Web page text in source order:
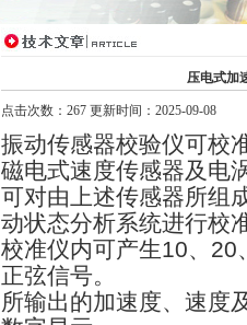
压电式加
点击次数：267 更新时间：2025-09-08
振动传感器校验仪可校
磁电式速度传感器及电
可对由上述传感器所组
动状态分析系统进行校
校准仪内可产生10、
正弦信号。
所输出的加速度、速度